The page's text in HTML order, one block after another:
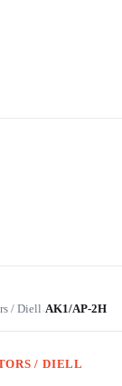
/ Diell›AK1/AP-2H
/ DIELL